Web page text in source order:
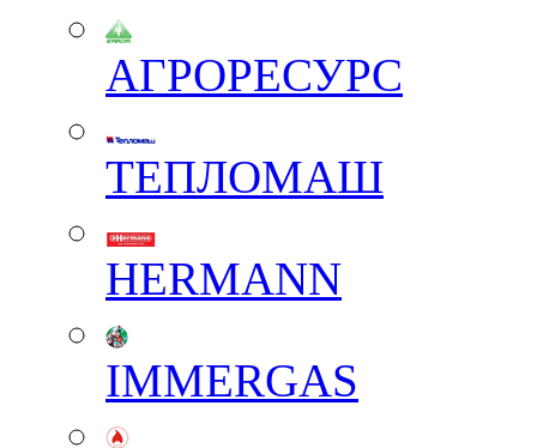
АГРОРЕСУРС
ТЕПЛОМАШ
HERMANN
IMMERGAS